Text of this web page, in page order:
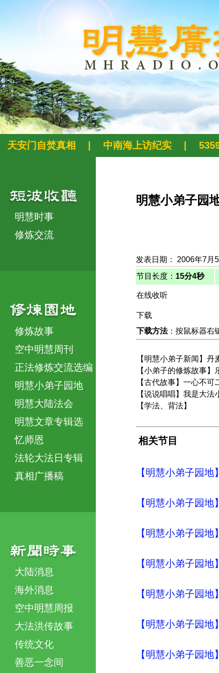
天安门自焚真相 中南海上访纪实
明慧时事
修炼交流
修炼故事
空中明慧周刊
正法修炼交流选编
明慧小弟子园地
明慧大陆法会
明慧文章专辑选
忆师恩
法轮大法日专辑
真相广播稿
大陆消息
海外消息
空中明慧周报
大法洪传故事
传统文化
善恶一念间
明慧小弟子园
发表日期： 2006年7月
节目长度： 15分4秒
在线收听
下载
下载方法：按鼠标器右
【明慧小弟子新闻】
【小弟子的修炼故事】
【古代故事】一心不可
【说说唱唱】我是大法
【学法、背法】
相关节目
【明慧小弟子园
【明慧小弟子园
【明慧小弟子园
【明慧小弟子园
【明慧小弟子园
【明慧小弟子园
【明慧小弟子园